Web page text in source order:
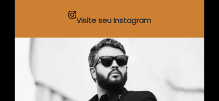
Visite seu Instagram